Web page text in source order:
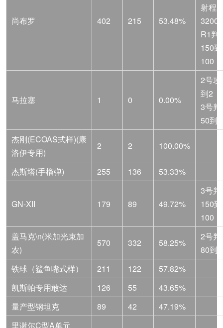
尚布罗 402 215 53.48%
射程
3200
R1判
150
100
马拉塞 1 0 0.00%
2号
到2
3号
50到
杰刚(ECOAS式样)(康
洛伊专用)
2 2 100.00%
杰斯塔(手榴弹) 255 136 53.33%
GN-XII 179 89 49.72%
3号
150
100
盖马克\n(米加光束加
农)
570 332 58.25%
2号
80到
铁球（鲨鱼嘴式样）
211 122
57.82%
凯斯帕专用敢达
126 55
43.65%
量产型钢坦克
89 42
47.19%
里谢尔C型A单元